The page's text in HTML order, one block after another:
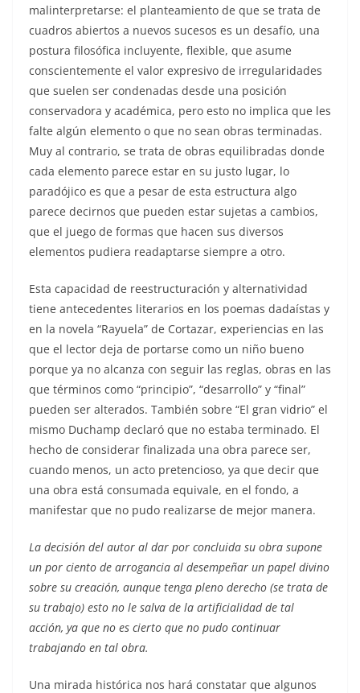
malinterpretarse: el planteamiento de que se trata de
cuadros abiertos a nuevos sucesos es un desafío, una
postura filosófica incluyente, flexible, que asume
conscientemente el valor expresivo de irregularidades
que suelen ser condenadas desde una posición
conservadora y académica, pero esto no implica que les
falte algún elemento o que no sean obras terminadas.
Muy al contrario, se trata de obras equilibradas donde
cada elemento parece estar en su justo lugar, lo
paradójico es que a pesar de esta estructura algo
parece decirnos que pueden estar sujetas a cambios,
que el juego de formas que hacen sus diversos
elementos pudiera readaptarse siempre a otro.
Esta capacidad de reestructuración y alternatividad
tiene antecedentes literarios en los poemas dadaístas y
en la novela “Rayuela” de Cortazar, experiencias en las
que el lector deja de portarse como un niño bueno
porque ya no alcanza con seguir las reglas, obras en las
que términos como “principio”, “desarrollo” y “final”
pueden ser alterados. También sobre “El gran vidrio” el
mismo Duchamp declaró que no estaba terminado. El
hecho de considerar finalizada una obra parece ser,
cuando menos, un acto pretencioso, ya que decir que
una obra está consumada equivale, en el fondo, a
manifestar que no pudo realizarse de mejor manera.
La decisión del autor al dar por concluida su obra supone
un por ciento de arrogancia al desempeñar un papel divino
sobre su creación, aunque tenga pleno derecho (se trata de
su trabajo) esto no le salva de la artificialidad de tal
acción, ya que no es cierto que no pudo continuar
trabajando en tal obra.
Una mirada histórica nos hará constatar que algunos